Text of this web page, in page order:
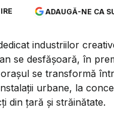
ADAUGĂ-NE CA
industriilor
se desfășoară, în
orașul se transformă
urbane, la
din țară și străinătate.